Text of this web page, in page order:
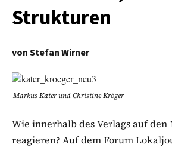
Strukturen
vonStefan Wirner
Markus Kater und Christine Kröger
Wie innerhalb des Verlags auf den
reagieren? Auf dem Forum